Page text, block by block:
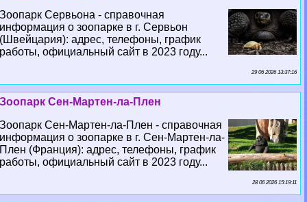
Зоопарк Сервьона - справочная
информация о зоопарке в г. Сервьон
(Швейцария): адрес, телефоны, график
работы, официальный сайт в 2023 году...
29 06 2026 13:37:16
Зоопарк Сен-Мартен-ла-Плен
Зоопарк Сен-Мартен-ла-Плен - справочная
информация о зоопарке в г. Сен-Мартен-ла-
Плен (Франция): адрес, телефоны, график
работы, официальный сайт в 2023 году...
28 06 2026 15:19:11